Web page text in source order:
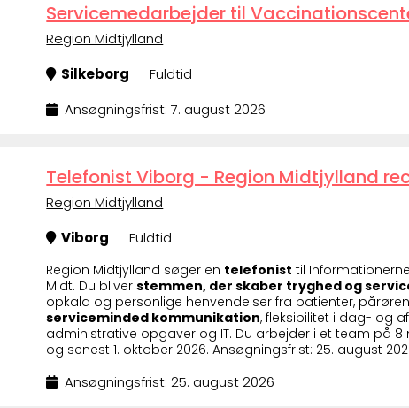
Servicemedarbejder til
Region Midtjylland
Silkeborg
Fuldtid
Ansøgningsfrist: 7. august 2026
Telefonist Viborg - Region Midtjylland
Region Midtjylland
Viborg
Fuldtid
Region Midtjylland søger en telefonist til
Midt. Du bliverstemmen, der skaber tryghed og
opkald og personlige henvendelser fra patienter,
serviceminded kommunikation, fleksibilitet i dag- og
administrative opgaver og IT. Du arbejder i et team på
og senest 1. oktober 2026. Ansøgningsfrist: 25. august
Ansøgningsfrist: 25. august 2026